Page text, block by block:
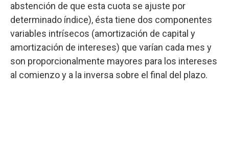
abstención de que esta cuota se ajuste por
determinado índice), ésta tiene dos componentes
variables intrísecos (amortización de capital y
amortización de intereses) que varían cada mes y
son proporcionalmente mayores para los intereses
al comienzo y a la inversa sobre el final del plazo.